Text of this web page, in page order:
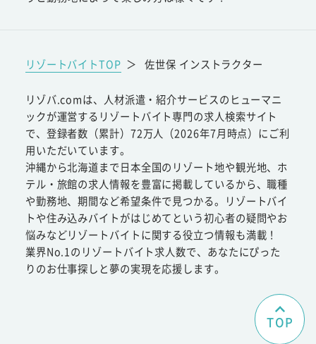
リゾートバイトTOP ＞ 佐世保 インストラクター
リゾバ.comは、人材派遣・紹介サービスのヒューマニ
ックが運営するリゾートバイト専門の求人検索サイト
で、登録者数（累計）72万人（2026年7月時点）にご利
用いただいています。
沖縄から北海道まで日本全国のリゾート地や観光地、ホ
テル・旅館の求人情報を豊富に掲載しているから、職種
や勤務地、期間など希望条件で見つかる。リゾートバイ
トや住み込みバイトがはじめてという初心者の疑問やお
悩みなどリゾートバイトに関する役立つ情報も満載！
業界No.1のリゾートバイト求人数で、あなたにぴった
りのお仕事探しと夢の実現を応援します。
TOP